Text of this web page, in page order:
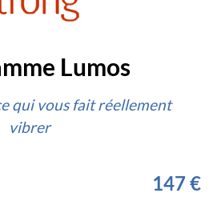
Lumos
qui vous fait réellement
vibrer
147 €